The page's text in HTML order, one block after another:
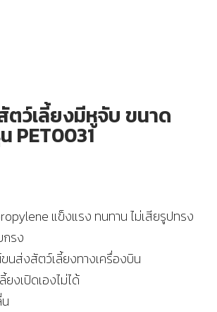
ว์เลี้ยงมีหูจับ ขนาด
PET0031
แข็งแรง ทนทาน ไม่เสียรูปทรง
กรง
ส่งสัตว์เลี้ยงทางเครื่องบิน
งเปิดเองไม่ได้